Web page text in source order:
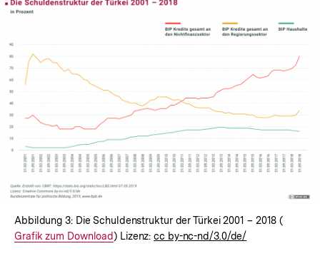
Abbildung 3: Die Schuldenstruktur der Türkei 2001 – 2018 (
Grafik zum Download) Lizenz:cc by-nc-nd/3.0/de/